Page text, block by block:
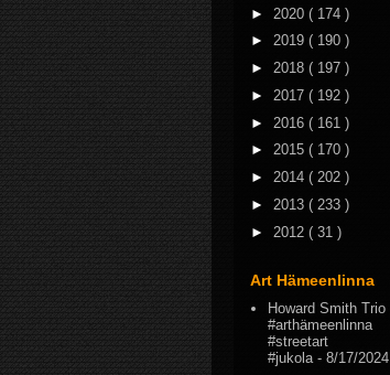
► 2020 ( 174 )
► 2019 ( 190 )
► 2018 ( 197 )
► 2017 ( 192 )
► 2016 ( 161 )
► 2015 ( 170 )
► 2014 ( 202 )
► 2013 ( 233 )
► 2012 ( 31 )
Art Hämeenlinna
Howard Smith Trio
#arthämeenlinna
#streetart
#jukola- 8/17/2024